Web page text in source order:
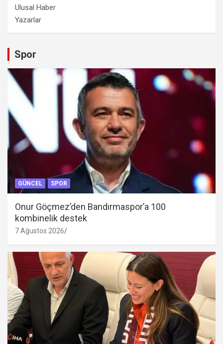
Ulusal Haber
Yazarlar
Spor
GÜNCEL SPOR
Onur Göçmez’den Bandırmaspor’a 100
kombinelik destek
7 Ağustos 2026